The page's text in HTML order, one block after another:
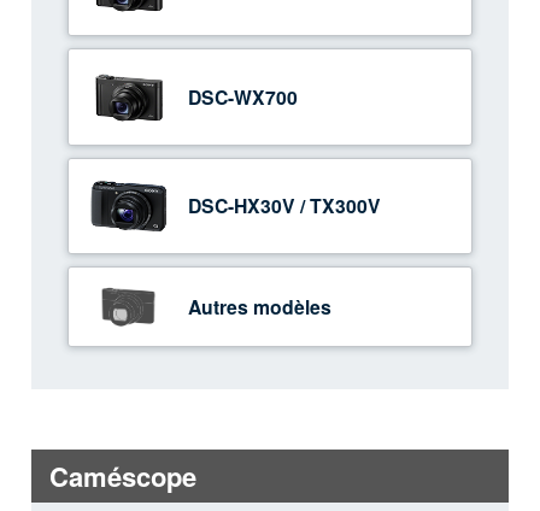
DSC-WX700
DSC-HX30V / TX300V
Autres modèles
Caméscope